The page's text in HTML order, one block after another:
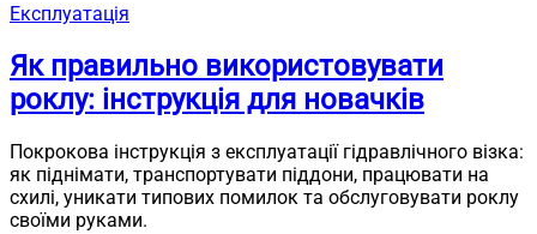
Експлуатація
Як правильно використовувати
роклу: інструкція для новачків
Покрокова інструкція з експлуатації гідравлічного візка:
як піднімати, транспортувати піддони, працювати на
схилі, уникати типових помилок та обслуговувати роклу
своїми руками.